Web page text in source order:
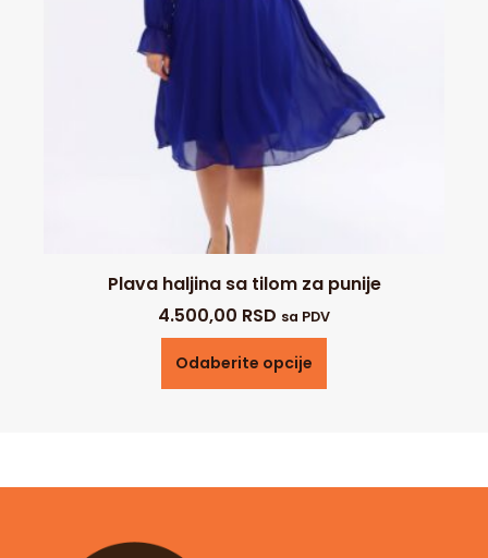
Plava haljina sa tilom za punije
4.500,00 RSD sa PDV
Odaberite opcije